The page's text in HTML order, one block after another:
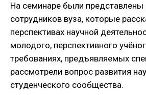
На семинаре были
сотрудников вуза, которые
перспективах научной
молодого, перспективного
требованиях, предъявляемых
рассмотрели вопрос развития
студенческого сообщества.